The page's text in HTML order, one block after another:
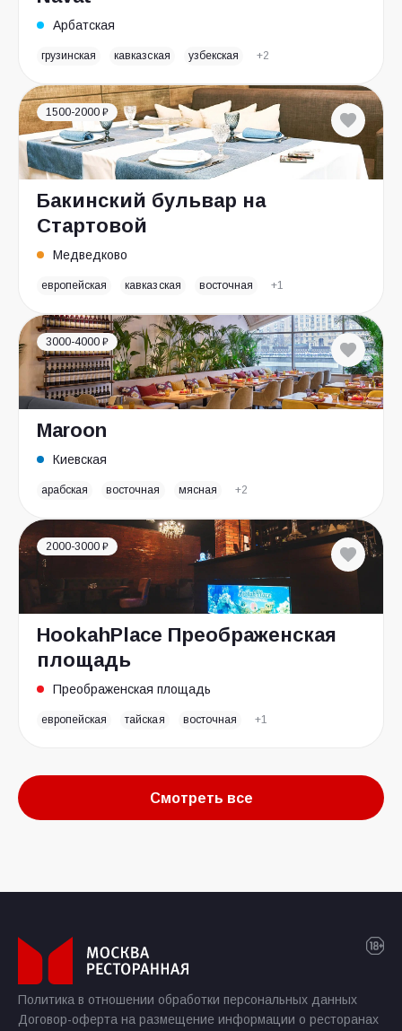
Арбатская
грузинская кавказская узбекская +2
1500-2000 ₽
Бакинский бульвар на
Стартовой
Медведково
европейская кавказская восточная +1
3000-4000 ₽
Maroon
Киевская
арабская восточная мясная +2
2000-3000 ₽
HookahPlace Преображенская
площадь
Преображенская площадь
европейская тайская восточная +1
Смотреть все
Политика в отношении обработки персональных данных
Договор-оферта на размещение информации о ресторанах